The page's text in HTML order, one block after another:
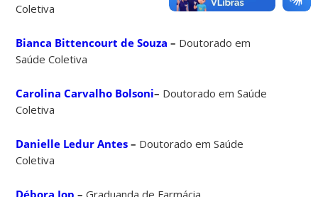
Coletiva
Bianca Bittencourt de Souza – Doutorado em
Saúde Coletiva
Carolina Carvalho Bolsoni– Doutorado em Saúde
Coletiva
Danielle Ledur Antes – Doutorado em Saúde
Coletiva
Débora Iop –Graduanda de Farmácia